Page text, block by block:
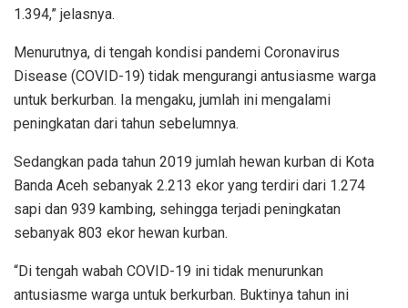
1.394,” jelasnya.
Menurutnya, di tengah kondisi pandemi Coronavirus
Disease (COVID-19) tidak mengurangi antusiasme warga
untuk berkurban. Ia mengaku, jumlah ini mengalami
peningkatan dari tahun sebelumnya.
Sedangkan pada tahun 2019 jumlah hewan kurban di Kota
Banda Aceh sebanyak 2.213 ekor yang terdiri dari 1.274
sapi dan 939 kambing, sehingga terjadi peningkatan
sebanyak 803 ekor hewan kurban.
“Di tengah wabah COVID-19 ini tidak menurunkan
antusiasme warga untuk berkurban. Buktinya tahun ini